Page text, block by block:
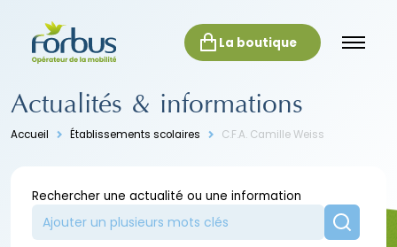
La boutique
Actualités & informations
Accueil Établissements scolaires C.F.A. Camille Weiss
Rechercher une actualité ou une information